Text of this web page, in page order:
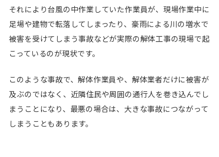
それにより台風の中作業していた作業員が、現場作業中に
足場や建物で転落してしまったり、豪雨による川の増水で
被害を受けてしまう事故などが実際の解体工事の現場で起
こっているのが現状です。
このような事故で、解体作業員や、解体業者だけに被害が
及ぶのではなく、近隣住民や周囲の通行人を巻き込んでし
まうことになり、最悪の場合は、大きな事故につながって
しまうこともあります。